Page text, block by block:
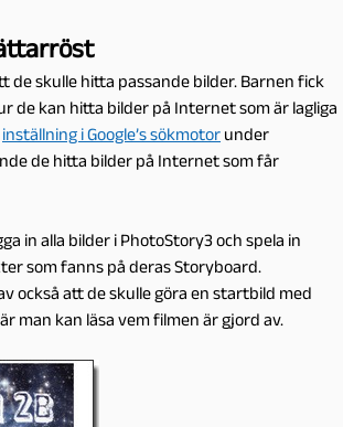
de skulle hitta passande bilder. Barnen fick
de kan hitta bilder på Internet som är lagliga
inställning i Google’s sökmotor under
de hitta bilder på Internet som får
in alla bilder i PhotoStory3 och spela in
som fanns på deras Storyboard.
också att de skulle göra en startbild med
man kan läsa vem filmen är gjord av.